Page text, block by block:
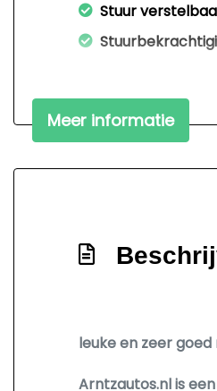
Stuur
Meer informatie
leuke en zeer
Arntzautos.nl is